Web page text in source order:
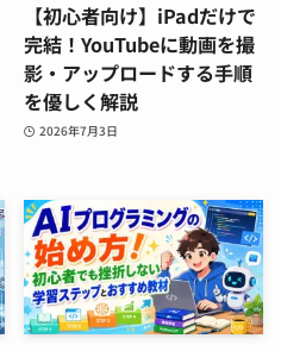
【初心者向け】iPadだけで
完結！YouTubeに動画を撮
影・アップロードする手順
を優しく解説
2026年7月3日